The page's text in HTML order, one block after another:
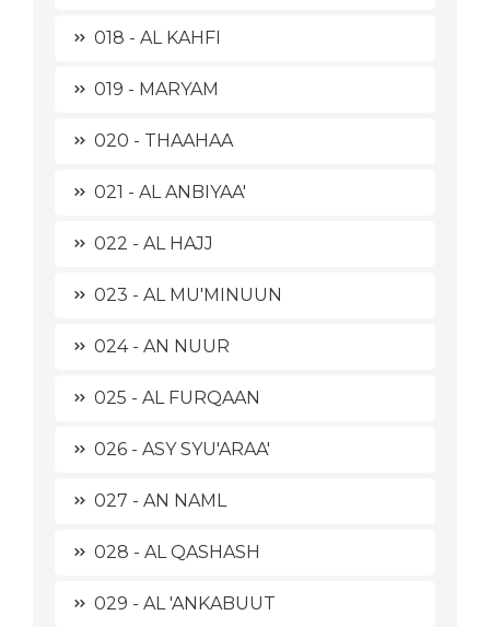
018 - AL KAHFI
019 - MARYAM
020 - THAAHAA
021 - AL ANBIYAA'
022 - AL HAJJ
023 - AL MU'MINUUN
024 - AN NUUR
025 - AL FURQAAN
026 - ASY SYU'ARAA'
027 - AN NAML
028 - AL QASHASH
029 - AL 'ANKABUUT